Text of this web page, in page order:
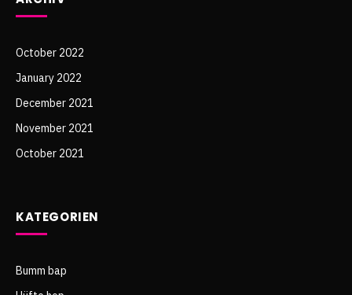
October 2022
January 2022
December 2021
November 2021
October 2021
KATEGORIEN
Bumm bap